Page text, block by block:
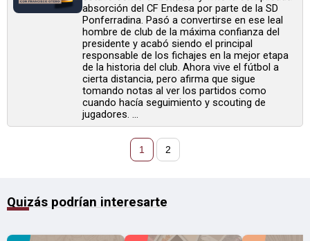
absorción del CF Endesa por parte de la SD
Ponferradina. Pasó a convertirse en ese leal
hombre de club de la máxima confianza del
presidente y acabó siendo el principal
responsable de los fichajes en la mejor etapa
de la historia del club. Ahora vive el fútbol a
cierta distancia, pero afirma que sigue
tomando notas al ver los partidos como
cuando hacía seguimiento y scouting de
jugadores. ...
1 2
Quizás podrían interesarte